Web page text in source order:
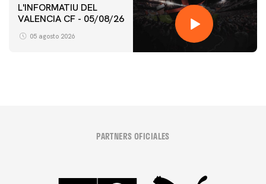
L'INFORMATIU DEL
VALENCIA CF - 05/08/26
05 agosto 2026
PARTNERS OFICIALES